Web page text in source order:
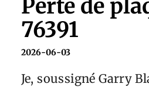
Perte de
76391
2026-06-03
Je, soussigné Garry